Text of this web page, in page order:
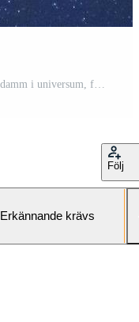
Följ
Erkännande krävs